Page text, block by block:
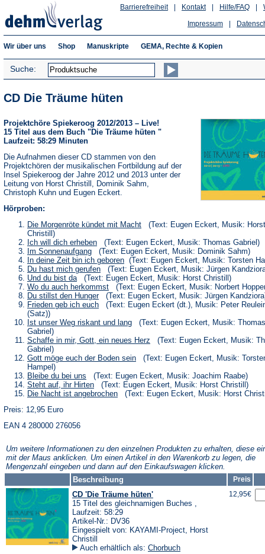
Hilfe/FAQ
Kontakt
Barrierefreiheit
Impressum
Wir über uns Shop Manuskripte GEMA, Rechte & Kopien
Suche:
CD Die Träume hüten
Projektchöre Spiekeroog 2012/2013 – Live!
15 Titel aus dem Buch "Die Träume hüten "
Laufzeit: 58:29 Minuten
Die Aufnahmen dieser CD stammen von den
Projektchören der musikalischen Fortbildung auf der
Insel Spiekeroog der Jahre 2012 und 2013 unter der
Leitung von Horst Christill, Dominik Sahm,
Christoph Kuhn und Eugen Eckert.
Hörproben:
Die Morgenröte kündet mit Macht(Öffnet
einem
neuen
Tab)
(Text: Eugen Eckert, Musik: Horst
Christill)
Ich will dich erheben(Öffnet
in
einem
neuen
Tab)
(Text: Eugen Eckert, Musik: Thomas Gabriel)
Im Sonnenaufgang(Öffnet
in
einem
neuen
Tab)
(Text: Eugen Eckert, Musik: Dominik Sahm)
In deine Zeit bin ich geboren(Öffnet
in
einem
neuen
Tab)
(Text: Eugen Eckert, Musik: Torsten
Du hast mich gerufen(Öffnet
in
einem
neuen
Tab)
(Text: Eugen Eckert, Musik: Jürgen
Und du bist da(Öffnet
in
einem
neuen
Tab)
(Text: Eugen Eckert, Musik: Horst Christill)
Wo du auch herkommst(Öffnet
in
einem
Tab)
(Text: Eugen Eckert, Musik: Norbert
Du stillst den Hunger(Öffnet
in
einem
neuen
Tab)
(Text: Eugen Eckert, Musik: Jürgen
Frieden geb ich euch(Öffnet
einem
neuen
Tab)
(Text: Eugen Eckert (dt.), Musik: Peter
(Satz))
Ist unser Weg riskant und lang(Öffnet
einem
neuen
Tab)
(Text: Eugen Eckert, Musik: Thomas
Gabriel)
Schaffe in mir, Gott, ein neues Herz (Öffnet
einem
Tab)
(Text: Eugen Eckert, Musik:
Gabriel)
Gott möge euch der Boden sein(Öffnet
einem
neuen
Tab)
(Text: Eugen Eckert, Musik:
Hampel)
Bleibe du bei uns (Öffnet
in
einem
neuen
(Text: Eugen Eckert, Musik: Joachim Raabe)
Steht auf, ihr Hirten(Öffnet
in
(Text: Eugen Eckert, Musik: Horst Christill)
Die Nacht ist angebrochen(Öffnet
(Text: Eugen Eckert, Musik: Horst
Preis: 12,95 Euro
EAN 4 280000 276056
Um weitere Informationen zu den einzelnen Produkten zu erhalten, diese
mit der Maus anklicken. Um einen Artikel in den Warenkorb zu legen, die
Mengenzahl eingeben und dann auf den Einkaufswagen klicken.
Beschreibung
Preis
CD 'Die Träume hüten'
15 Titel des gleichnamigen Buches ,
Laufzeit: 58:29
Artikel-Nr.: DV36
Eingespielt von: KAYAMI-Project, Horst
Christill
Auch erhältlich als: Chorbuch
12,95€